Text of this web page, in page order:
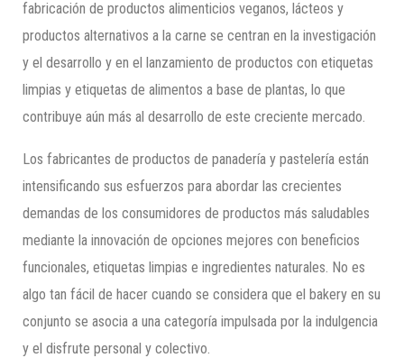
fabricación de productos alimenticios veganos, lácteos y
productos alternativos a la carne se centran en la investigación
y el desarrollo y en el lanzamiento de productos con etiquetas
limpias y etiquetas de alimentos a base de plantas, lo que
contribuye aún más al desarrollo de este creciente mercado.
Los fabricantes de productos de panadería y pastelería están
intensificando sus esfuerzos para abordar las crecientes
demandas de los consumidores de productos más saludables
mediante la innovación de opciones mejores con beneficios
funcionales, etiquetas limpias e ingredientes naturales. No es
algo tan fácil de hacer cuando se considera que el bakery en su
conjunto se asocia a una categoría impulsada por la indulgencia
y el disfrute personal y colectivo.